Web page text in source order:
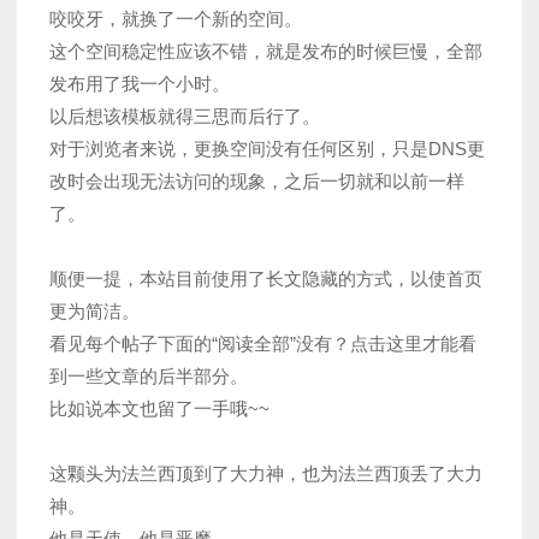
咬咬牙，就换了一个新的空间。
这个空间稳定性应该不错，就是发布的时候巨慢，全部
发布用了我一个小时。
以后想该模板就得三思而后行了。
对于浏览者来说，更换空间没有任何区别，只是DNS更
改时会出现无法访问的现象，之后一切就和以前一样
了。
顺便一提，本站目前使用了长文隐藏的方式，以使首页
更为简洁。
看见每个帖子下面的“阅读全部”没有？点击这里才能看
到一些文章的后半部分。
比如说本文也留了一手哦~~
这颗头为法兰西顶到了大力神，也为法兰西顶丢了大力
神。